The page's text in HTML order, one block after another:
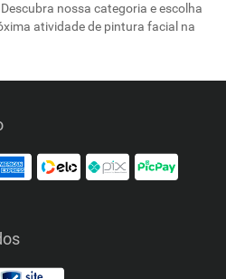
nossa categoria e escolha
atividade de pintura facial na